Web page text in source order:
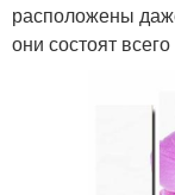
расположены
они состоят